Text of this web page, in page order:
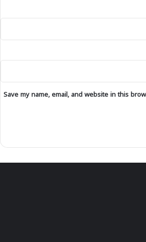
Save my name, email, and website in this